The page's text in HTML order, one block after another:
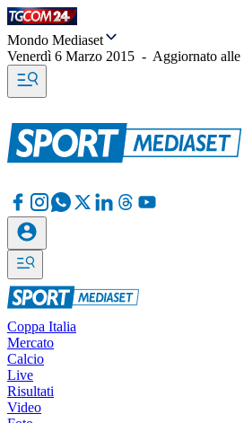
Mondo Mediaset
Venerdì 6 Marzo 2015 - Aggiornato alle
Coppa Italia
Mercato
Calcio
Live
Risultati
Video